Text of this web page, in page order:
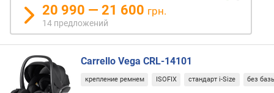
20 990 — 21 600 грн.
14 предложений
Carrello Vega CRL-14101
крепление ремнем ISOFIX стандарт i-Size без